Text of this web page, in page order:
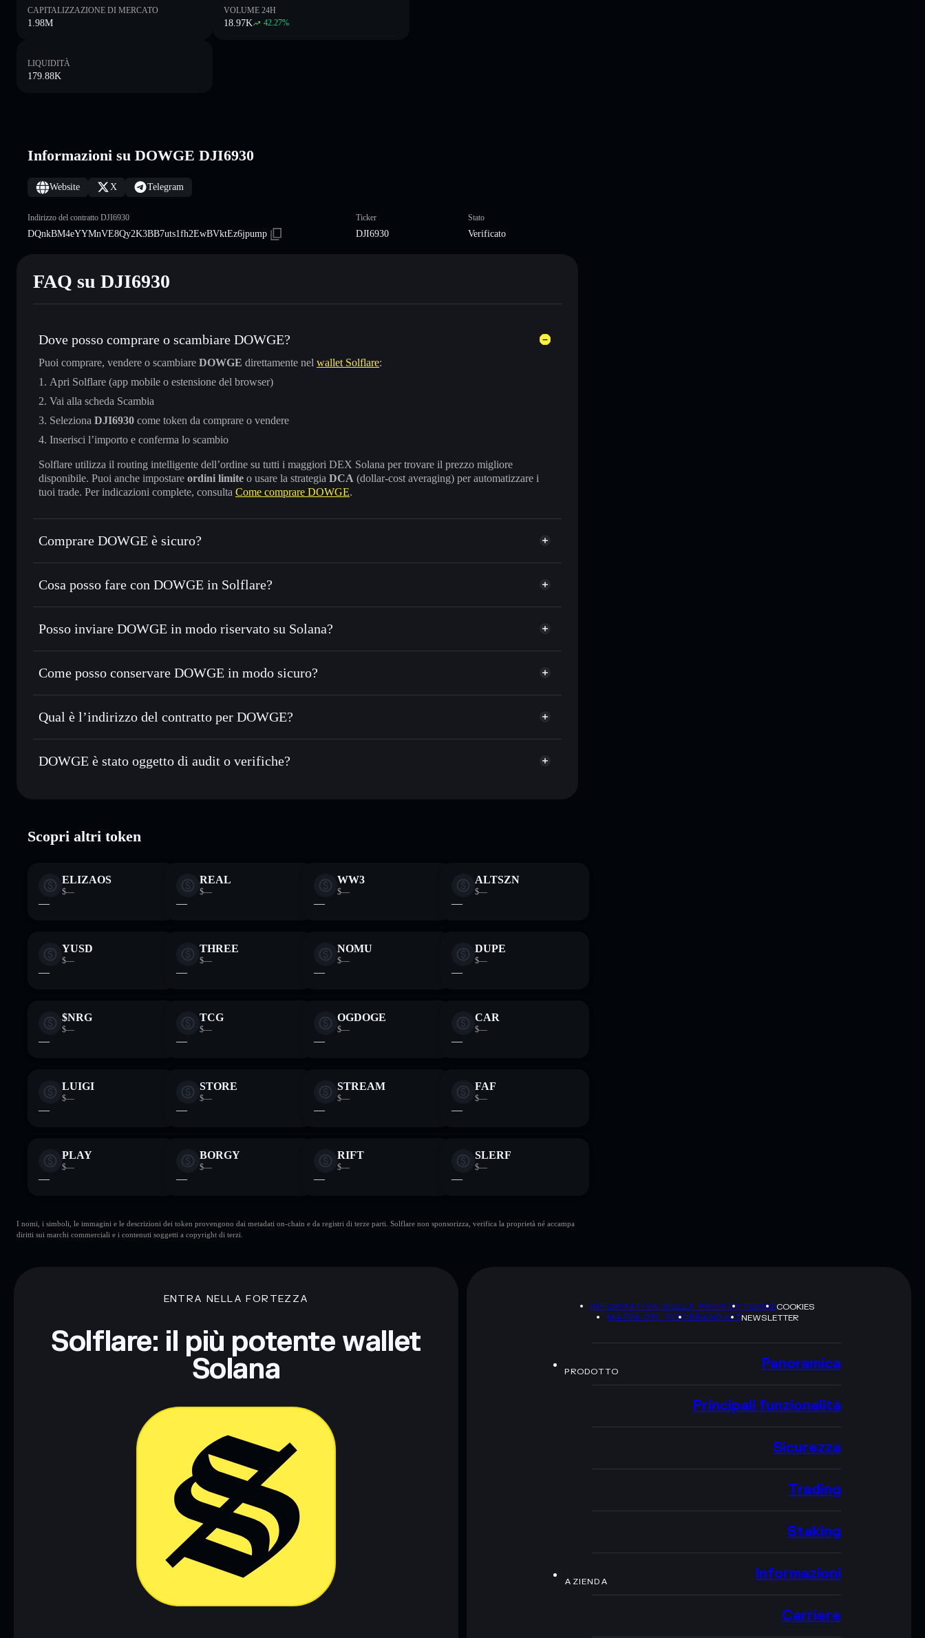
CAPITALIZZAZIONE DI MERCATO
1.98M
VOLUME 24H
18.97K 42.27%
LIQUIDITÀ
179.88K
Informazioni su DOWGE DJI6930
Website X Telegram
Indirizzo del contratto DJI6930
DQnkBM4eYYMnVE8Qy2K3BB7uts1fh2EwBVktEz6jpump
Ticker
DJI6930
Stato
Verificato
FAQ su DJI6930
Dove posso comprare o scambiare DOWGE?
Puoi comprare, vendere o scambiare DOWGE direttamente nel wallet Solflare:
Apri Solflare (app mobile o estensione del browser)
Vai alla scheda Scambia
Seleziona DJI6930 come token da comprare o vendere
Inserisci l’importo e conferma lo scambio
Solflare utilizza il routing intelligente dell’ordine su tutti i maggiori DEX Solana per trovare il prezzo migliore
disponibile. Puoi anche impostare ordini limite o usare la strategia DCA (dollar-cost averaging) per automatizzare i
tuoi trade. Per indicazioni complete, consulta Come comprare DOWGE.
Comprare DOWGE è sicuro?
DOWGE token verificato
Cosa posso fare con DOWGE in Solflare?
DOWGE
wallet Solflare
Scambiare istantaneamente— scambia DJI6930 in SOL, USDC o in migliaia di altri token Solana al prezzo
Usare il DCA— applica la strategia dollar-cost average su DJI6930 nel tempo
Inviare in modo riservato— trasferisci DJI6930 senza collegare pubblicamente i wallet usando l’Aggregatore di
privacy incorporato di Solflare
esclusivo controllo delle tue chiavi private
Posso inviare DOWGE in modo riservato su Solana?
wallet Solflare Aggregatore di privacy DOWGE
Come posso conservare DOWGE in modo sicuro?
DOWGE wallet non-custodial Solflare
Qual è l’indirizzo del contratto per DOWGE?
DOWGE
DQnkBM4eYYMnVE8Qy2K3BB7uts1fh2EwBVktEz6jpump
wallet Solflare
DOWGE è stato oggetto di audit o verifiche?
Scopri altri token
ELIZAOS
$—
—
REAL
$—
—
WW3
$—
—
ALTSZN
$—
—
YUSD
$—
—
THREE
$—
—
NOMU
$—
—
DUPE
$—
—
$NRG
$—
—
TCG
$—
—
OGDOGE
$—
—
CAR
$—
—
LUIGI
$—
—
STORE
$—
—
STREAM
$—
—
FAF
$—
—
PLAY
$—
—
BORGY
$—
—
RIFT
$—
—
SLERF
$—
—
I nomi, i simboli, le immagini e le descrizioni dei token provengono dai metadati on-chain e da registri di terze parti. Solflare non sponsorizza, verifica la proprietà né accampa
diritti sui marchi commerciali e i contenuti soggetti a copyright di terzi.
ENTRA NELLA FORTEZZA
Solflare: il più potente wallet
Solana
INFORMATIVA SULLA PRIVACYTERMSCOOKIES
MAPPA DEL SITOBRAND KITNEWSLETTER
PRODOTTO Panoramica
Principali funzionalità
Sicurezza
Trading
Staking
AZIENDA Informazioni
Carriere